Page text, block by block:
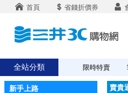
首頁 省錢折價券
全站分類 限時特賣
賣貴
新手上路